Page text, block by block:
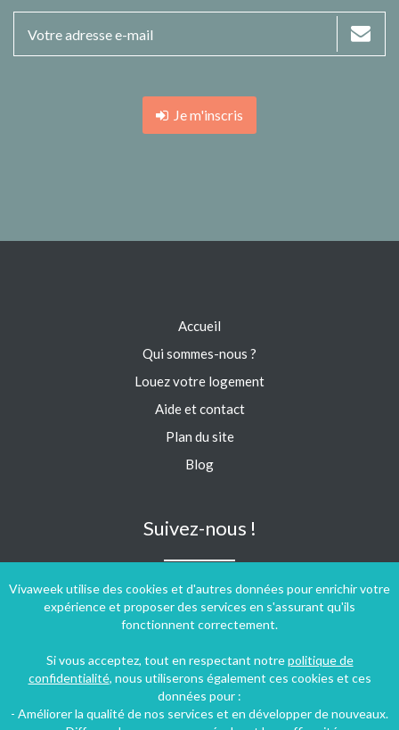
Je m'inscris
Vivaweek utilise des cookies et d'autres données pour enrichir votre
expérience et proposer des services en s'assurant qu'ils
fonctionnent correctement.
Si vous acceptez, tout en respectant notrepolitique de
confidentialité, nous utiliserons également ces cookies et ces
données pour :
- Améliorer la qualité de nos services et en développer de nouveaux.
Accueil
Qui sommes-nous ?
Louez votre logement
Aide et contact
Plan du site
Blog
Suivez-nous !